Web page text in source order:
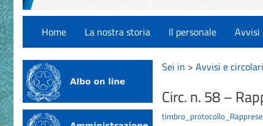
Home La nostra storia Il personale Avvisi
Sei in > Avvisi e circolari
Circ. n. 58 –